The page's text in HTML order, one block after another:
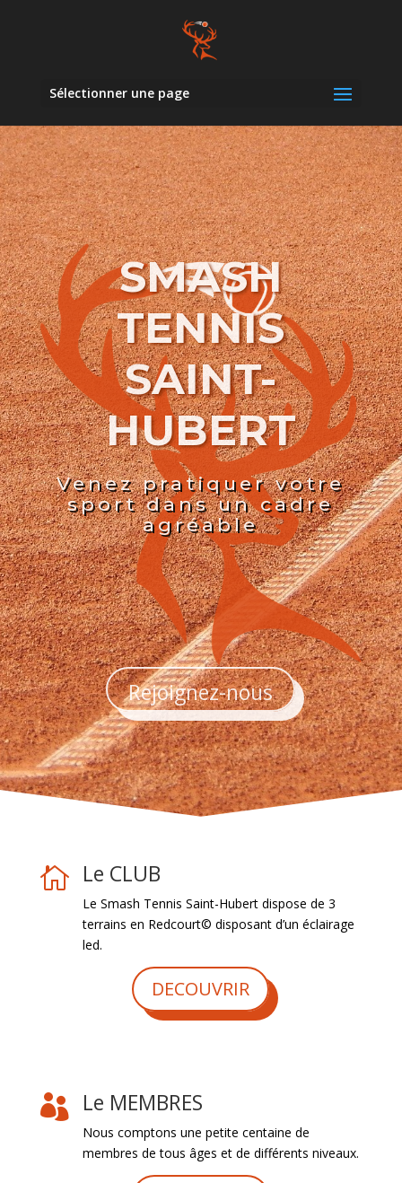
Sélectionner une page
SMASH
TENNIS
SAINT-
HUBERT
Venez pratiquer votre
sport dans un cadre
agréable
Rejoignez-nous
 Le CLUB
Le Smash Tennis Saint-Hubert dispose de 3
terrains en Redcourt© disposant d’un éclairage
led.
DECOUVRIR
 Le MEMBRES
Nous comptons une petite centaine de
membres de tous âges et de différents niveaux.